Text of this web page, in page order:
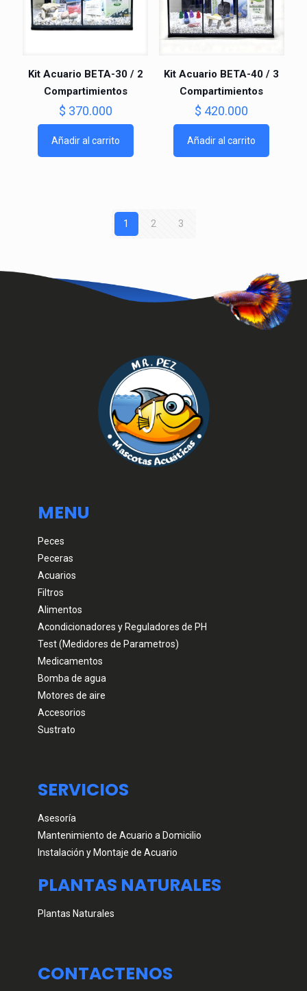
Kit Acuario BETA-30 / 2
Compartimientos
$ 370.000
Añadir al carrito
Kit Acuario BETA-40 / 3
Compartimientos
$ 420.000
Añadir al carrito
1 2 3
MENU
Peces
Peceras
Acuarios
Filtros
Alimentos
Acondicionadores y Reguladores de PH
Test (Medidores de Parametros)
Medicamentos
Bomba de agua
Motores de aire
Accesorios
Sustrato
SERVICIOS
Asesoría
Mantenimiento de Acuario a Domicilio
Instalación y Montaje de Acuario
PLANTAS NATURALES
Plantas Naturales
CONTACTENOS